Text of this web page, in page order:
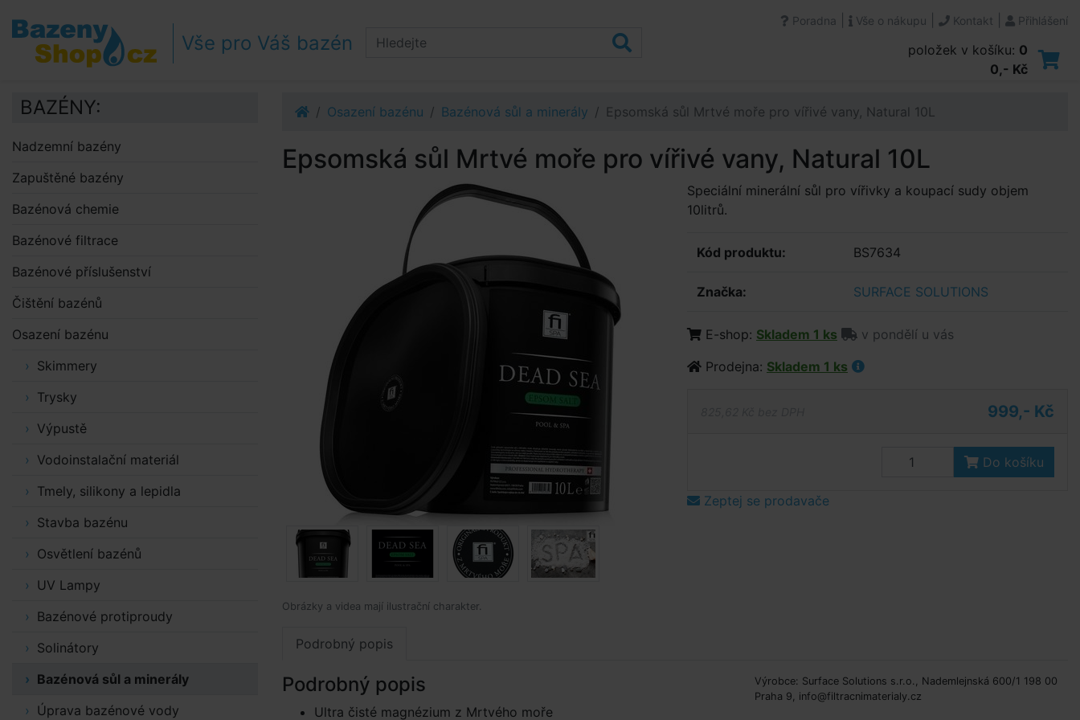
Přejít na obsah
Přejít k postrannímu sloupci
Klávesové zkratky
Vše pro Váš bazén
Poradna Vše o nákupu Kontakt Přihlášení
položek v košíku: 0
0,- Kč
Osazení bazénu Bazénová sůl a minerály Epsomská sůl Mrtvé moře pro vířivé vany, Natural 10L
Epsomská sůl Mrtvé moře pro vířivé vany, Natural 10L
Obrázky a videa mají ilustrační charakter.
Speciální minerální sůl pro vířivky a koupací sudy objem
10litrů.
Kód produktu: BS7634
Značka: SURFACE SOLUTIONS
E-shop: Skladem 1 ks
v pondělí u vás
Prodejna: Skladem 1 ks
999,- Kč
Do košíku
Zeptej se prodavače
Podrobný popis
Podrobný popis
Ultra čisté magnézium z Mrtvého moře
Výrobce: Surface Solutions s.r.o., Nademlejnská 600/1 198 00
Praha 9, info@filtracnimaterialy.cz
BAZÉNY:
Nadzemní bazény
Zapuštěné bazény
Bazénová chemie
Bazénové filtrace
Bazénové příslušenství
Čištění bazénů
Osazení bazénu
Skimmery
Trysky
Výpustě
Vodoinstalační materiál
Tmely, silikony a lepidla
Stavba bazénu
Osvětlení bazénů
UV Lampy
Bazénové protiproudy
Solinátory
Bazénová sůl a minerály
Úprava bazénové vody